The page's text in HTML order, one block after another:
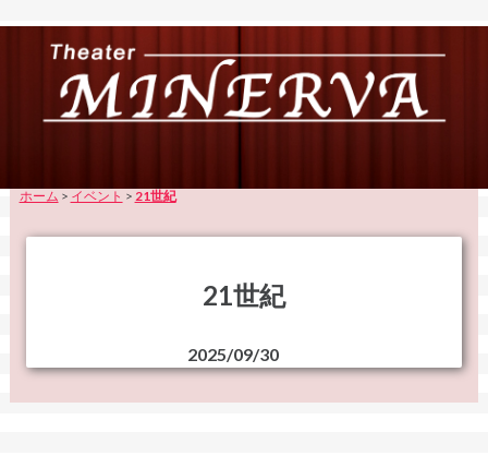
ホーム > イベント > 21世紀
21世紀
2025/09/30